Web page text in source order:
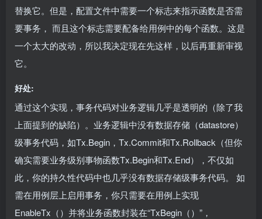
替换它。但是，配置文件中需要一个标志来指示函数是否需
要事务， 而且这个标志需要配备给用例中的每个函数。这是
一个太大的改动，所以我决定现在先这样，以后再重新审视
它。
好处:
通过这个实现，事务代码对业务逻辑几乎是透明的（除了我
上面提到的缺陷）。业务逻辑中没有数据存储（datastore）
级事务代码，如Tx.Begin，Tx.Commit和Tx.Rollback（但你
确实需要业务级别事物函数Tx.Begin和Tx.End），不仅如
此，你的持久性代码中也几乎没有数据存储级事务代码。 如
需在用例层上启用事务，你只需要在用例上实现
EnableTx（）并将业务函数封装在“TxBegin（）”，